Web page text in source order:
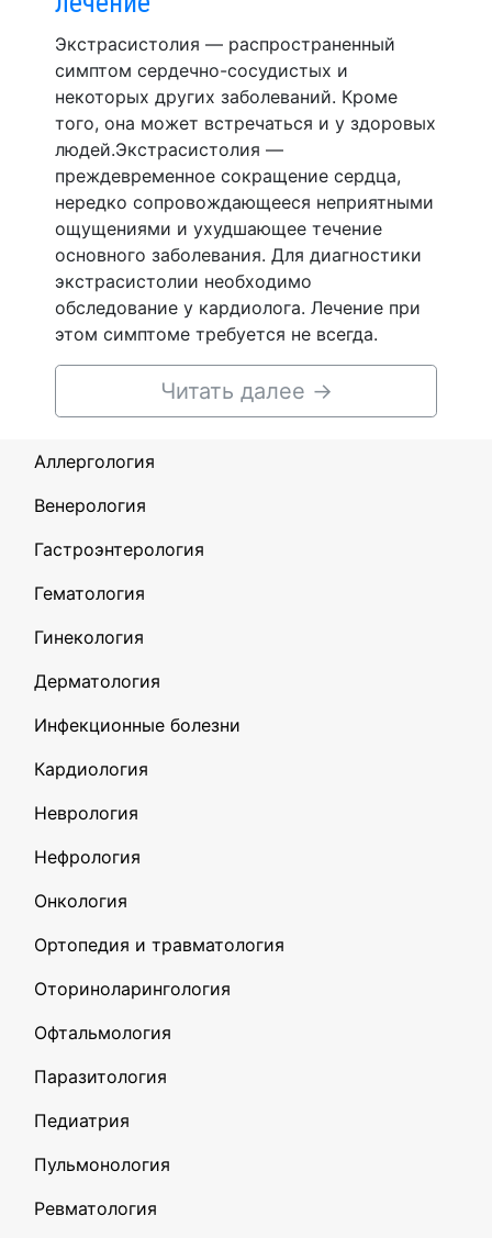
Экстрасистолия — распространенный
симптом сердечно-сосудистых и
некоторых других заболеваний. Кроме
того, она может встречаться и у здоровых
людей.Экстрасистолия —
преждевременное сокращение сердца,
нередко сопровождающееся неприятными
ощущениями и ухудшающее течение
основного заболевания. Для диагностики
экстрасистолии необходимо
обследование у кардиолога. Лечение при
этом симптоме требуется не всегда.
Читать далее →
Аллергология
Венерология
Гастроэнтерология
Гематология
Гинекология
Дерматология
Инфекционные болезни
Кардиология
Неврология
Нефрология
Онкология
Ортопедия и травматология
Оториноларингология
Офтальмология
Паразитология
Педиатрия
Пульмонология
Ревматология